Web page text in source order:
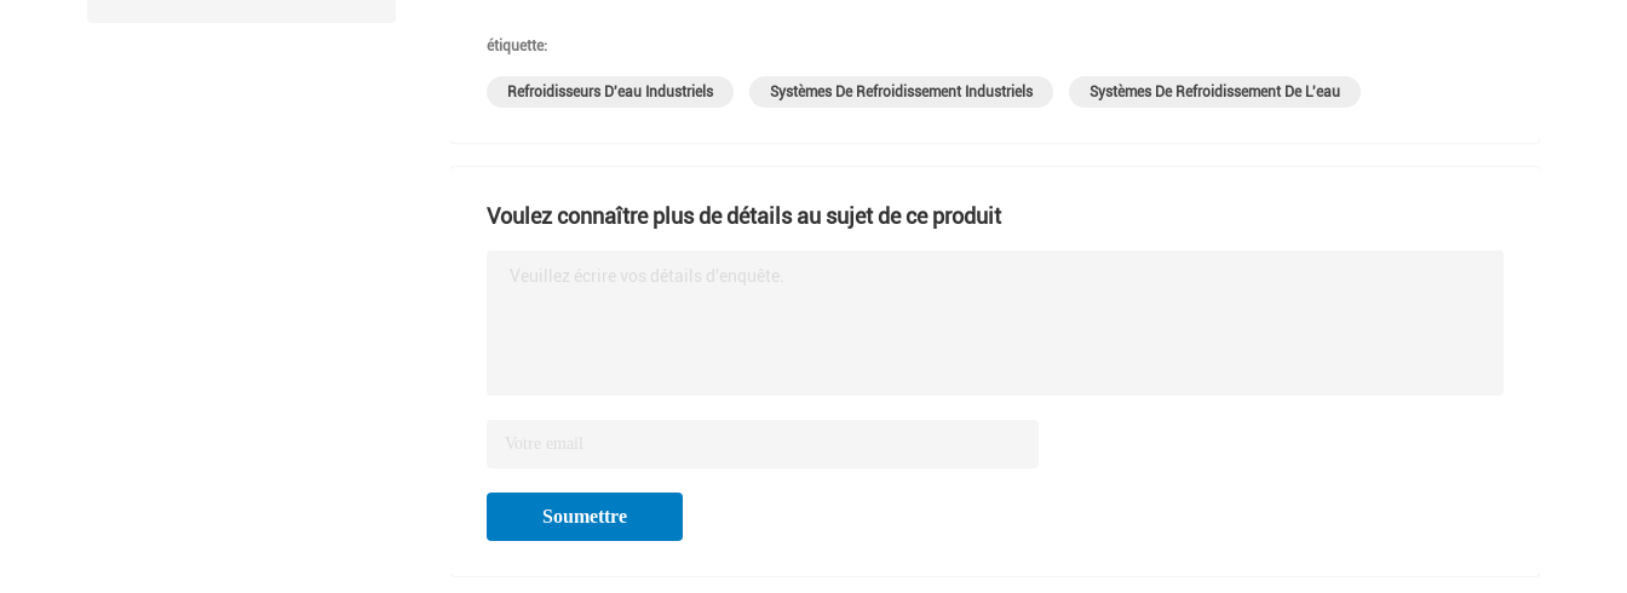
étiquette:
Refroidisseurs D'eau Industriels Systèmes De Refroidissement Industriels Systèmes De Refroidissement De L'eau
Voulez connaître plus de détails au sujet de ce produit
Veuillez écrire vos détails d'enquête.
Soumettre